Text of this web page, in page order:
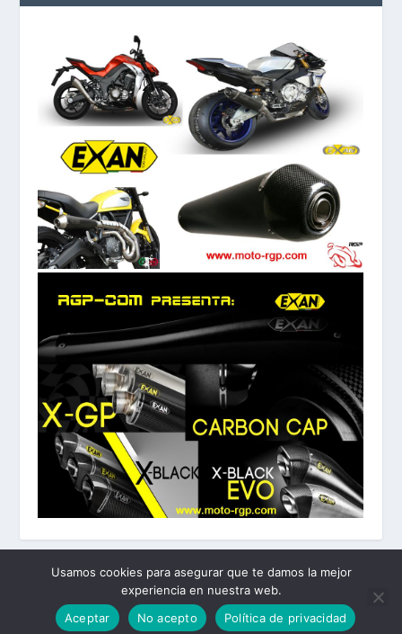
Elegant Themes| Desarrollado por WordPress
Usamos cookies para asegurar que te damos la mejor
experiencia en nuestra web.
Aceptar
No acepto Política de privacidad